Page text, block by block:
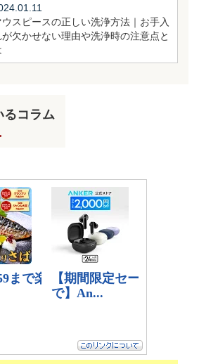
ウスピースの正しい洗浄方法｜お手入
が欠かせない理由や洗浄時の注意点と
るコラム